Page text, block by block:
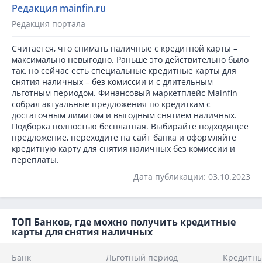
Редакция mainfin.ru
Редакция портала
Считается, что снимать наличные с кредитной карты –
максимально невыгодно. Раньше это действительно было
так, но сейчас есть специальные кредитные карты для
снятия наличных – без комиссии и с длительным
льготным периодом. Финансовый маркетплейс Mainfin
собрал актуальные предложения по кредиткам с
достаточным лимитом и выгодным снятием наличных.
Подборка полностью бесплатная. Выбирайте подходящее
предложение, переходите на сайт банка и оформляйте
кредитную карту для снятия наличных без комиссии и
переплаты.
Дата публикации: 03.10.2023
ТОП Банков, где можно получить кредитные
карты для снятия наличных
Банк Льготный период